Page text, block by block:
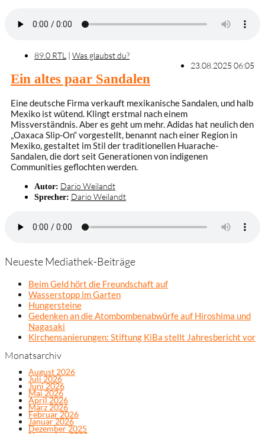
89.0 RTL | Was glaubst du?
23.08.2025 06:05
Ein altes paar Sandalen
Eine deutsche Firma verkauft mexikanische Sandalen, und halb
Mexiko ist wütend. Klingt erstmal nach einem
Missverständnis. Aber es geht um mehr. Adidas hat neulich den
„Oaxaca Slip-On“ vorgestellt, benannt nach einer Region in
Mexiko, gestaltet im Stil der traditionellen Huarache-
Sandalen, die dort seit Generationen von indigenen
Communities geflochten werden.
Autor: Dario Weilandt
Sprecher: Dario Weilandt
Neueste Mediathek-Beiträge
Beim Geld hört die Freundschaft auf
Wasserstopp im Garten
Hungersteine
Gedenken an die Atombombenabwürfe auf Hiroshima und
Nagasaki
Kirchensanierungen: Stiftung KiBa stellt Jahresbericht vor
Monatsarchiv
August 2026
Juli 2026
Juni 2026
Mai 2026
April 2026
März 2026
Februar 2026
Januar 2026
Dezember 2025